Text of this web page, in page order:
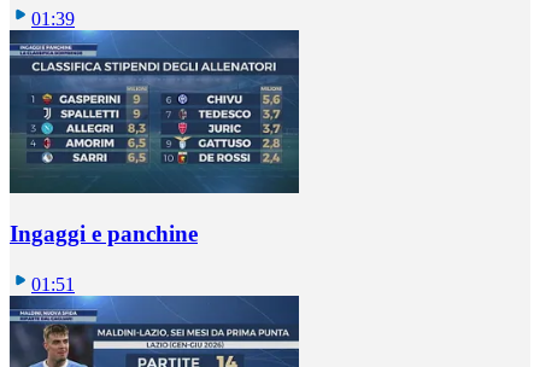
01:39
Ingaggi e panchine
01:51